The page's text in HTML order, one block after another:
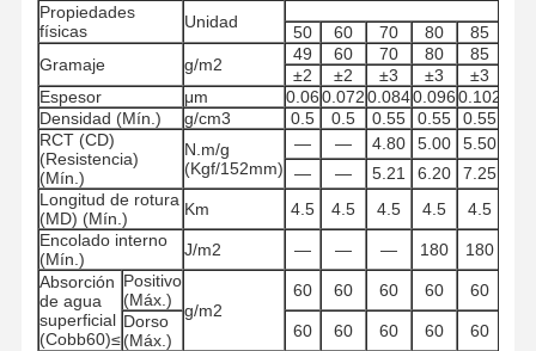
Propiedades
físicas
Unidad
50 60 70 80 85
Gramaje
g/m2
49 60 70 80 85
±2
±2 ±3 ±3 ±3
Espesor
μm 0.060.0720.0840.0960.102
Densidad (Mín.)
g/cm3 0.5 0.5 0.55 0.55 0.55
RCT (CD)
(Resistencia)
(Mín.)
N.m/g
(Kgf/152mm)
— — 4.80 5.00 5.50
—
— 5.21 6.20 7.25
Longitud de rotura
(MD) (Mín.)
Km 4.5 4.5 4.5 4.5 4.5
Encolado interno
(Mín.)
J/m2 — — — 180 180
Absorción
de agua
superficial
(Cobb60)≤
Positivo
(Máx.)
g/m2
60 60 60 60 60
Dorso
(Máx.)
60 60 60 60 60